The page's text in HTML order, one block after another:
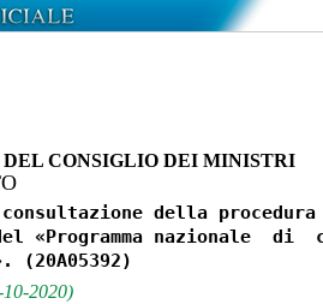
CONSIGLIO DEI MINISTRI
della
«Programma nazionale  di
2020)